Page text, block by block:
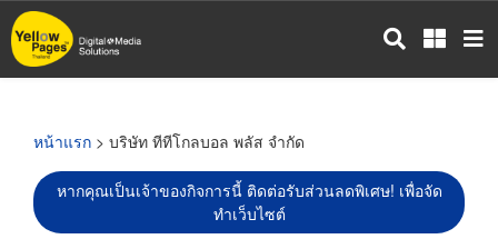
ข้าม
ไป
หน้าแรก > บริษัท ทีทีโกลบอล พลัส จำกัด
หากคุณเป็นเจ้าของกิจการนี้ ติดต่อรับส่วนลดพิเศษ! เพื่อจัด
ทำเว็บไซต์